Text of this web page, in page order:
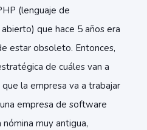
(lenguaje de
que hace 5 años era
estar obsoleto. Entonces,
de cuáles van a
la empresa va a trabajar
empresa de software
muy antigua,